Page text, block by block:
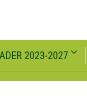
2023-2027